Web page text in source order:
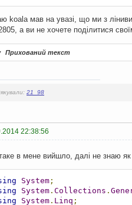
koala мав на увазі, що ми з
а ви не хочете поділитися
Прихований текст
21_98
22:38:56
в мене вийшло, далі не знаю як
System;
System. Collections .
System. Linq ;